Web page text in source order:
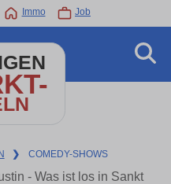
Immo Job
❯ COMEDY-SHOWS
- Was ist los in Sankt